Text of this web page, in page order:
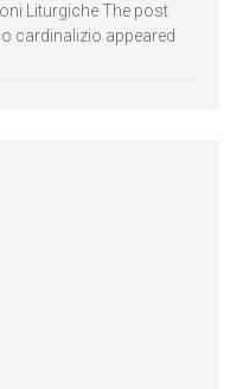
Liturgiche The post
cardinalizio appeared